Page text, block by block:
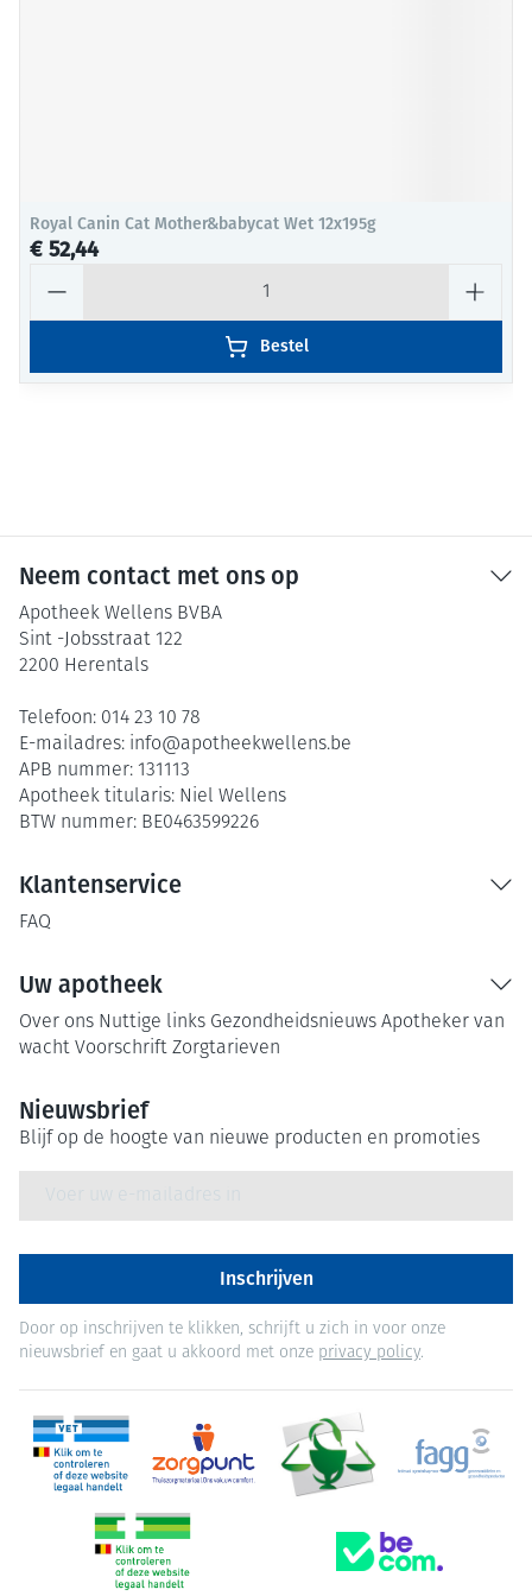
Royal Canin Cat Mother&babycat Wet 12x195g
€ 52,44
Bestel
Neem contact met ons op
Apotheek Wellens BVBA
Sint -Jobsstraat 122
2200 Herentals
Telefoon: 014 23 10 78
E-mailadres: info@apotheekwellens.be
APB nummer: 131113
Apotheek titularis: Niel Wellens
BTW nummer: BE0463599226
Klantenservice
FAQ
Uw apotheek
Over ons Nuttige links Gezondheidsnieuws Apotheker van
wacht Voorschrift Zorgtarieven
Nieuwsbrief
Blijf op de hoogte van nieuwe producten en promoties
Inschrijven
Door op inschrijven te klikken, schrijft u zich in voor onze
nieuwsbrief en gaat u akkoord met onze privacy policy.